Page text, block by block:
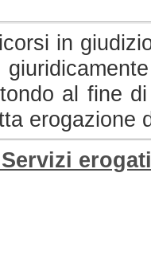
in
al fine
erogazione
erogati